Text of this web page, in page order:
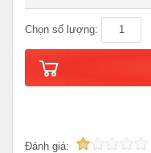
Chọn số lượng:
Đánh giá: